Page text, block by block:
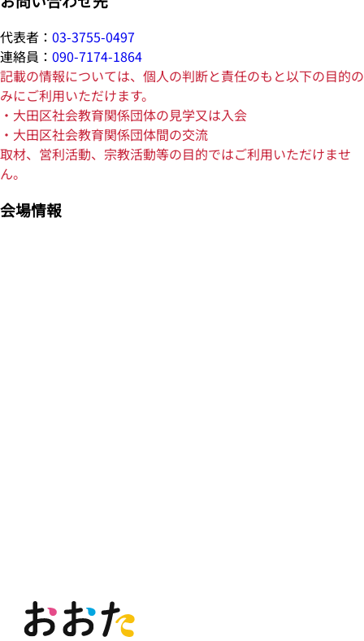
代表者： 03-3755-0497
連絡員： 090-7174-1864
記載の情報については、個人の判断と責任のもと以下の目的の
みにご利用いただけます。
・大田区社会教育関係団体の見学又は入会
・大田区社会教育関係団体間の交流
取材、営利活動、宗教活動等の目的ではご利用いただけませ
ん。
会場情報